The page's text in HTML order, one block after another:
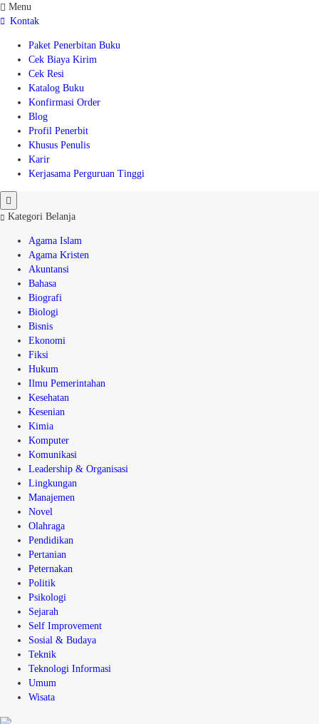
Menu
Kontak
Paket Penerbitan Buku
Cek Biaya Kirim
Cek Resi
Katalog Buku
Konfirmasi Order
Blog
Profil Penerbit
Khusus Penulis
Karir
Kerjasama Perguruan Tinggi
Kategori Belanja
Agama Islam
Agama Kristen
Akuntansi
Bahasa
Biografi
Biologi
Bisnis
Ekonomi
Fiksi
Hukum
Ilmu Pemerintahan
Kesehatan
Kesenian
Kimia
Komputer
Komunikasi
Leadership & Organisasi
Lingkungan
Manajemen
Novel
Olahraga
Pendidikan
Pertanian
Peternakan
Politik
Psikologi
Sejarah
Self Improvement
Sosial & Budaya
Teknik
Teknologi Informasi
Umum
Wisata